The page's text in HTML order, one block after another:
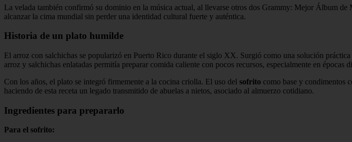
La velada también confirmó su dominio en la música actual, al llevarse otros dos Grammy: Mejor Álbum
alcanzar la cima mundial sin perder una identidad cultural fuerte y auténtica.
Historia de un plato humilde
El arroz con salchichas se popularizó en Puerto Rico durante el siglo XX. Surgió como una solución
arroz y salchichas enlatadas permitía preparar comida caliente con pocos recursos, especialmente en
Con los años, el plato se integró firmemente a la cocina criolla. El uso del sofrito como base y condimentos
haciendo de esta receta un legado transmitido de abuelas a nietos, asociado al almuerzo cotidiano.
Ingredientes para prepararlo
Para el sofrito: